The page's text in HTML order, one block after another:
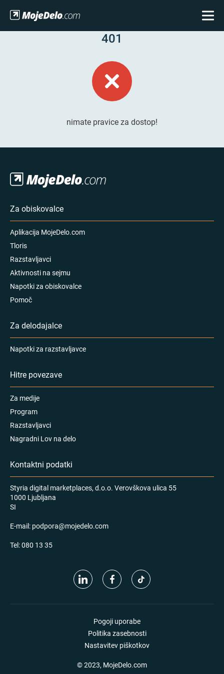
401
nimate pravice za dostop!
Za obiskovalce
Aplikacija MojeDelo.com
Tloris
Razstavljavci
Aktivnosti na sejmu
Napotki za obiskovalce
Pomoč
Za delodajalce
Napotki za razstavljavce
Hitre povezave
Za medije
Program
Razstavljavci
Nagradni Lov na delo
Kontaktni podatki
Styria digital marketplaces, d.o.o. Verovškova ulica 55
1000 Ljubljana
SI
E-mail: podpora@mojedelo.com
Tel:080 13 35
Pogoji uporabe
Politika zasebnosti
Nastavitev piškotkov
© 2023, MojeDelo.com